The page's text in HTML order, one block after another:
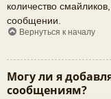
количество
сообщении.
Вернуться к началу
Могу ли я
сообщениям?